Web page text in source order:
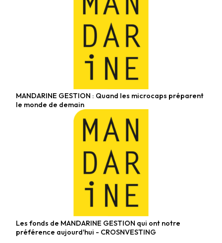
Fonds actions
MANDARINE GESTION : Quand les microcaps préparent
le monde de demain
Fonds diversifiés
Les fonds de MANDARINE GESTION qui ont notre
préférence aujourd'hui - CROSNVESTING